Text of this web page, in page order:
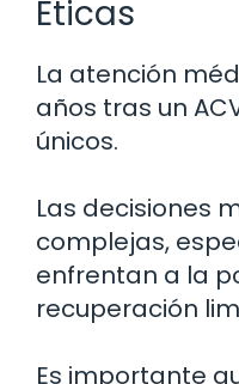
Éticas
La atención
años tras un
únicos.
Las decisiones
complejas,
enfrentan a la
recuperación
Es importante